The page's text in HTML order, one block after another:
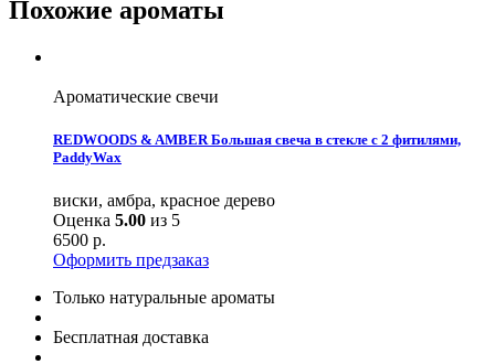
Похожие ароматы
Ароматические свечи
REDWOODS & AMBER Большая свеча в стекле с 2 фитилями,
PaddyWax
виски, амбра, красное дерево
Оценка 5.00 из 5
6500 р.
Оформить предзаказ
Только натуральные ароматы
Бесплатная доставка